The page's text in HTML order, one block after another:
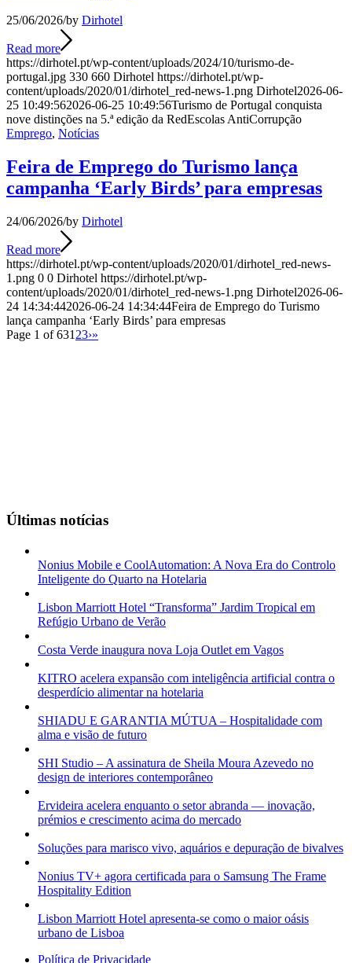
25/06/2026/by Dirhotel
Read more
https://dirhotel.pt/wp-content/uploads/2024/10/turismo-de-
portugal.jpg 330 660 Dirhotel https://dirhotel.pt/wp-
content/uploads/2020/01/dirhotel_red-news-1.png Dirhotel2026-06-
25 10:49:562026-06-25 10:49:56Turismo de Portugal conquista
nove distinções na 5.ª edição da RedEscolas AntiCorrupção
Emprego, Notícias
Feira de Emprego do Turismo lança
campanha ‘Early Birds’ para empresas
24/06/2026/by Dirhotel
Read more
https://dirhotel.pt/wp-content/uploads/2020/01/dirhotel_red-news-
1.png 0 0 Dirhotel https://dirhotel.pt/wp-
content/uploads/2020/01/dirhotel_red-news-1.png Dirhotel2026-06-
24 14:34:442026-06-24 14:34:44Feira de Emprego do Turismo
lança campanha ‘Early Birds’ para empresas
Page 1 of 631 23›»
Últimas notícias
Nonius Mobile e CoolAutomation: A Nova Era do Controlo
Inteligente do Quarto na Hotelaria
Lisbon Marriott Hotel “Transforma” Jardim Tropical em
Refúgio Urbano de Verão
Costa Verde inaugura nova Loja Outlet em Vagos
KITRO acelera expansão com inteligência artificial contra o
desperdício alimentar na hotelaria
SHIADU E GARANTIA MÚTUA – Hospitalidade com
alma e visão de futuro
SHI Studio – A assinatura de Sheila Moura Azevedo no
design de interiores contemporâneo
Ervideira acelera enquanto o setor abranda — inovação,
prémios e crescimento acima do mercado
Soluções para marisco vivo, aquários e depuração de bivalves
Nonius TV+ agora certificada para o Samsung The Frame
Hospitality Edition
Lisbon Marriott Hotel apresenta-se como o maior oásis
urbano de Lisboa
Política de Privacidade